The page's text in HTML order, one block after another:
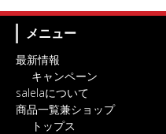
メニュー
最新情報
キャンペーン
salelaについて
商品一覧兼ショップ
トップス